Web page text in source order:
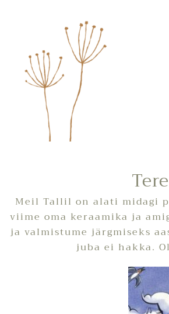
Meil Tallil on alati midagi
viime oma keraamika ja
ja valmistume järgmiseks
juba ei hakka.